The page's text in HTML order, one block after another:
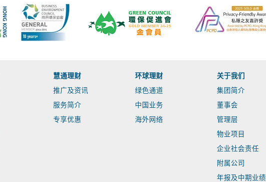
慧通理财
推广及资讯
服务简介
专享优惠
环球理财
绿色通道
中国业务
海外网络
关于我们
集团简介
董事会
管理层
物业项目
企业社会责任
附属公司
年报及中期业绩